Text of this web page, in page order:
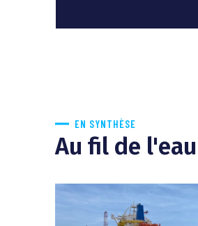
EN SYNTHÈSE
Au fil de l'eau